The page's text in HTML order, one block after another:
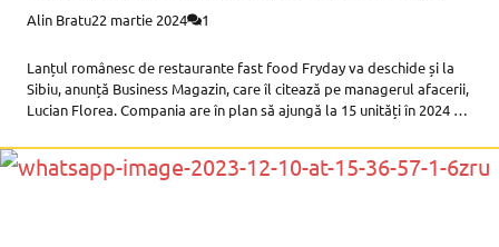
Alin Bratu22 martie 2024 1
Lanțul românesc de restaurante fast food Fryday va deschide și la
Sibiu, anunță Business Magazin, care îl citează pe managerul afacerii,
Lucian Florea. Compania are în plan să ajungă la 15 unități în 2024 și